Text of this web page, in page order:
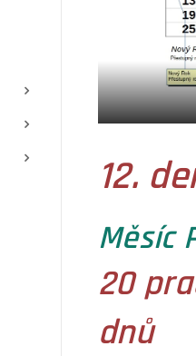
12.
Měsíc
20
dnů